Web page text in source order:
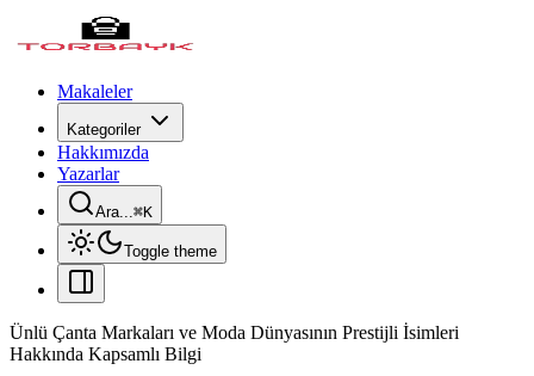
Makaleler
Kategoriler
Hakkımızda
Yazarlar
Ara...⌘K
Toggle theme
Ünlü Çanta Markaları ve Moda Dünyasının Prestijli İsimleri
Hakkında Kapsamlı Bilgi